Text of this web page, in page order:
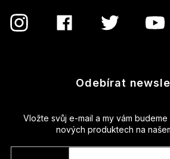
Odebírat
Vložte svůj e-mail a my vám
nových produktech na